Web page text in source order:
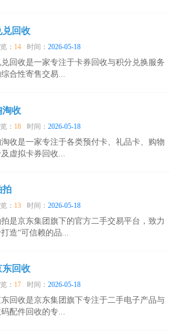
兑回收
： 14 时间：2026-05-18
兑回收是一家专注于卡券回收与积分兑换服务
综合性寄售交易...
淘收
： 18 时间：2026-05-18
淘收是一家专注于各类预付卡、礼品卡、购物
虚拟卡券回收...
拍
： 13 时间：2026-05-18
是京东集团旗下的官方二手交易平台，致力
造“可信赖的品...
东回收
： 17 时间：2026-05-18
东回收是京东集团旗下专注于二手电子产品与
配件回收的专...